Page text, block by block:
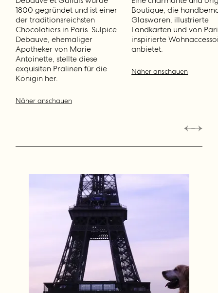
1800 gegründet und ist einer
der traditionsreichsten
Chocolatiers in Paris. Sulpice
Debauve, ehemaliger
Apotheker von Marie
Antoinette, stellte diese
exquisiten Pralinen für die
Königin her.
Näher anschauen
Boutique, die
Glaswaren, illustrierte
Landkarten und von
inspirierte
anbietet.
Näher anschauen